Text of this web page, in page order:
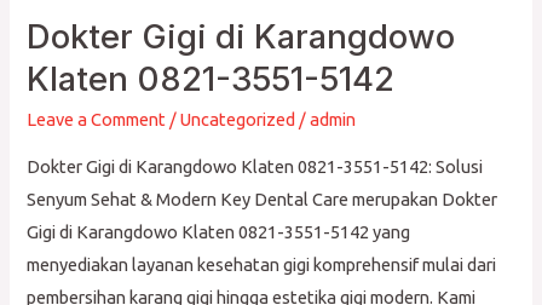
Dokter Gigi di Karangdowo
Klaten 0821-3551-5142
Leave a Comment /Uncategorized /admin
Dokter Gigi di Karangdowo Klaten 0821-3551-5142: Solusi
Senyum Sehat & Modern Key Dental Care merupakan Dokter
Gigi di Karangdowo Klaten 0821-3551-5142 yang
menyediakan layanan kesehatan gigi komprehensif mulai dari
pembersihan karang gigi hingga estetika gigi modern. Kami
Dokter
Gigi
di
Karangdowo
Klaten
0821-
3551-
5142